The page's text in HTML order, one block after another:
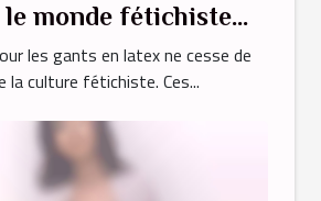
le monde fétichiste
significations
les gants en latex ne cesse de
la culture fétichiste. Ces...